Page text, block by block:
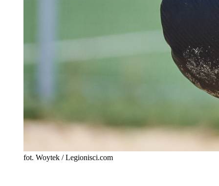
fot. Woytek / Legionisci.com